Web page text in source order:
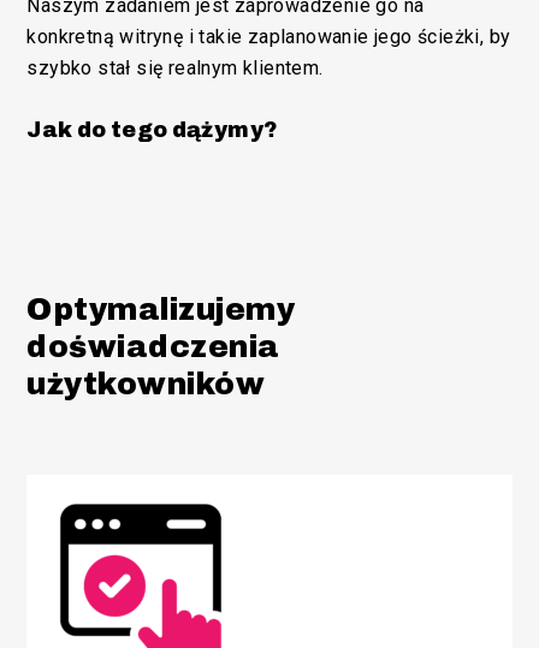
Naszym zadaniem jest zaprowadzenie go na
konkretną witrynę i takie zaplanowanie jego ścieżki, by
szybko stał się realnym klientem.
Jak do tego dążymy?
Optymalizujemy
doświadczenia
użytkowników